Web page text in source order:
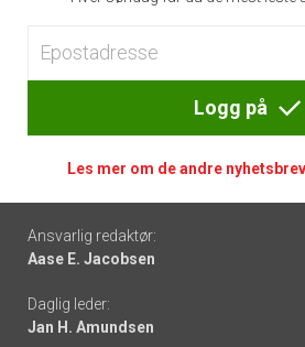
Logg på
Les mer om de andre
Footer
-
links
Ansvarlig redaktør:
Aase E. Jacobsen
Daglig leder:
Jan H. Amundsen